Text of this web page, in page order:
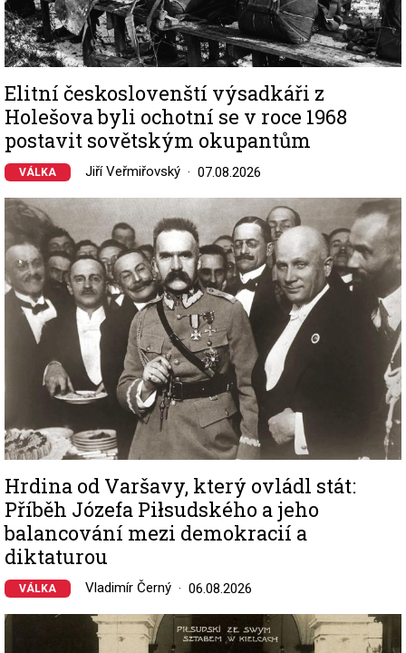
Elitní českoslovenští výsadkáři z
Holešova byli ochotní se v roce 1968
postavit sovětským okupantům
VÁLKA Jiří Veřmiřovský 07.08.2026
Image
Hrdina od Varšavy, který ovládl stát:
Příběh Józefa Piłsudského a jeho
balancování mezi demokracií a
diktaturou
VÁLKA Vladimír Černý 06.08.2026
Image